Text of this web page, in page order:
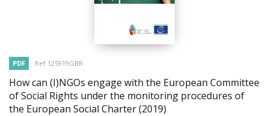
PDF Ref 125919GBR
How can (I)NGOs engage with the European Committee
of Social Rights under the monitoring procedures of
the European Social Charter(2019)